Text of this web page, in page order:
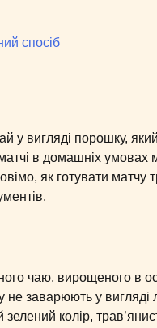
спосіб
у вигляді порошку,
в домашніх
як готувати
чаю, вирощеного в
не заварюють у
колір,